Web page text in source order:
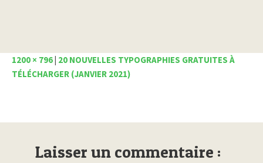
1200 × 796 20 NOUVELLES TYPOGRAPHIES GRATUITES À
TÉLÉCHARGER (JANVIER 2021)
Laisser un commentaire :